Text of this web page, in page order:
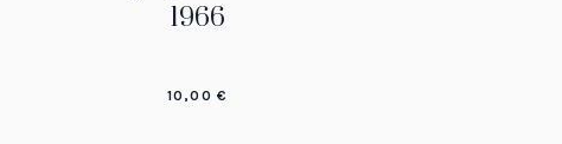
1966
10,00 €